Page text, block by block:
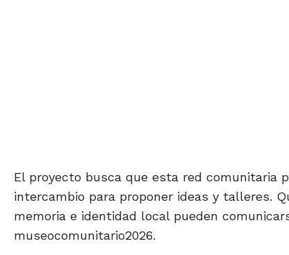
El proyecto busca que esta red comunitaria
intercambio para proponer ideas y talleres.
memoria e identidad local pueden
museocomunitario2026.